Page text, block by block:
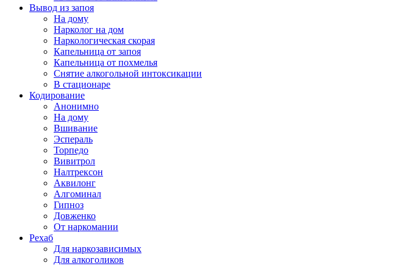
Вывод из запоя
На дому
Нарколог на дом
Наркологическая скорая
Капельница от запоя
Капельница от похмелья
Снятие алкогольной интоксикации
В стационаре
Кодирование
Анонимно
На дому
Вшивание
Эспераль
Торпедо
Вивитрол
Налтрексон
Аквилонг
Алгоминал
Гипноз
Довженко
От наркомании
Рехаб
Для наркозависимых
Для алкоголиков